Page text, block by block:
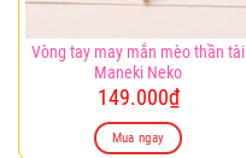
Vòng tay may mắn mèo thần tài
Maneki Neko
149.000₫
Mua ngay